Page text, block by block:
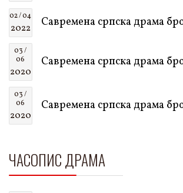
02 / 04
2022 Савремена српска драма
03 /
06
2020
Савремена српска драма
03 /
06
2020
Савремена српска драма
ЧАСОПИС ДРАМА